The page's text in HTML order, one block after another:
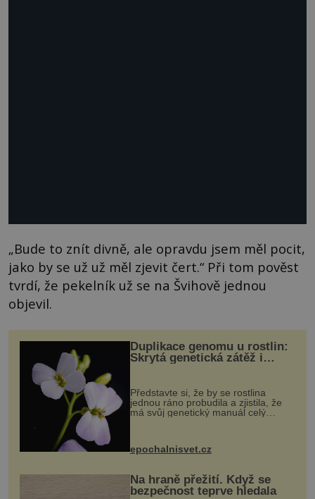
„Bude to znít divně, ale opravdu jsem měl pocit,
jako by se už už měl zjevit čert.“ Při tom pověst
tvrdí, že pekelník už se na Švihově jednou
objevil.
Duplikace genomu u rostlin:
Skrytá genetická zátěž i
Představte si, že by se rostlina
jednou ráno probudila a zjistila, že
má svůj genetický manuál celý
vstupenka...
epochalnisvet.cz
Na hraně přežití. Když se
bezpečnost teprve hledala